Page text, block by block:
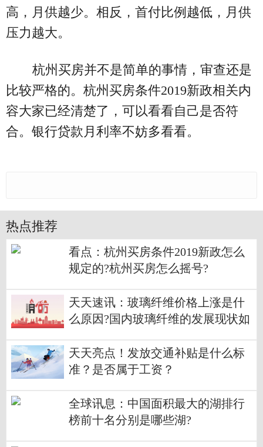
高，月供越少。相反，首付比例越低，月供
压力越大。
杭州买房并不是简单的事情，审查还是
比较严格的。杭州买房条件2019新政相关内
容大家已经清楚了，可以看看自己是否符
合。银行贷款月利率不妨多看看。
热点推荐
看点：杭州买房条件2019新政怎么
规定的?杭州买房怎么摇号?
天天速讯：玻璃纤维价格上涨是什
么原因?国内玻璃纤维的发展现状如
天天亮点！发放交通补贴是什么标
准？是否属于工资？
全球讯息：中国面积最大的湖排行
榜前十名分别是哪些湖?